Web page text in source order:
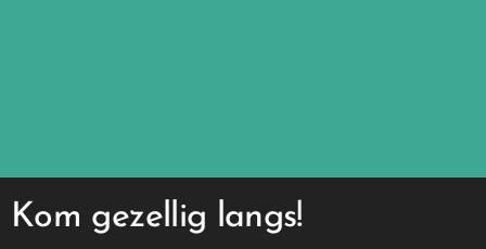
Kom gezellig langs!